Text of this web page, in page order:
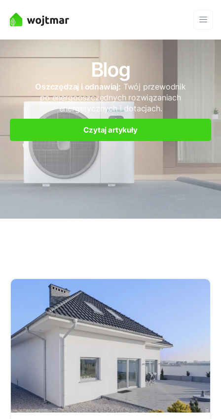
Blog
Oszczędzaj i odnawiaj: Twój przewodnik
po energooszczędnych rozwiązaniach
energetycznych i dotacjach.
Czytaj artykuły